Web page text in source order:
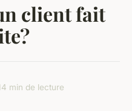
client fait
4 min de lecture